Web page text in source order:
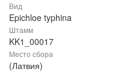
Вид
Epichloe typhina
Штамм
KK1_00017
Место сбора
(Латвия)